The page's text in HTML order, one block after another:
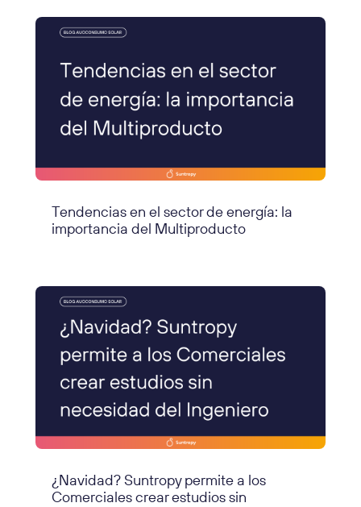
Tendencias en el sector de energía: la
importancia del Multiproducto
¿Navidad? Suntropy permite a los
Comerciales crear estudios sin